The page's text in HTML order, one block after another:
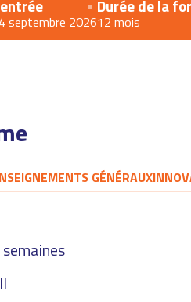
septembre 2026
Durée de la
12 mois
GÉNÉRAUX